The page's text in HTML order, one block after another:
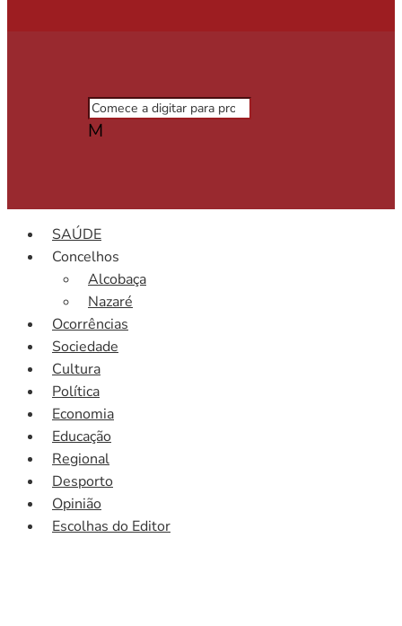
M
SAÚDE
Concelhos
Alcobaça
Nazaré
Ocorrências
Sociedade
Cultura
Política
Economia
Educação
Regional
Desporto
Opinião
Escolhas do Editor